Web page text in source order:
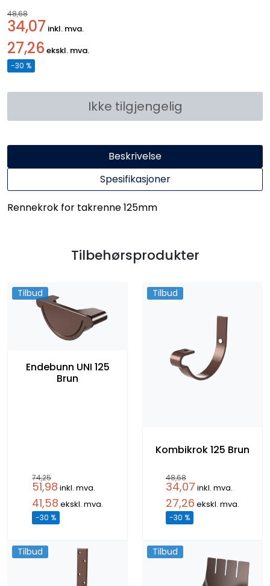
48,68
34,07 inkl. mva.
27,26 ekskl. mva.
-30 %
Ikke tilgjengelig
Beskrivelse
Spesifikasjoner
Rennekrok for takrenne 125mm
Tilbehørsprodukter
Tilbud
Endebunn UNI 125
Brun
74,25
51,98 inkl. mva.
41,58 ekskl. mva.
-30 %
Tilbud
Kombikrok 125 Brun
48,68
34,07 inkl. mva.
27,26 ekskl. mva.
-30 %
Tilbud Tilbud